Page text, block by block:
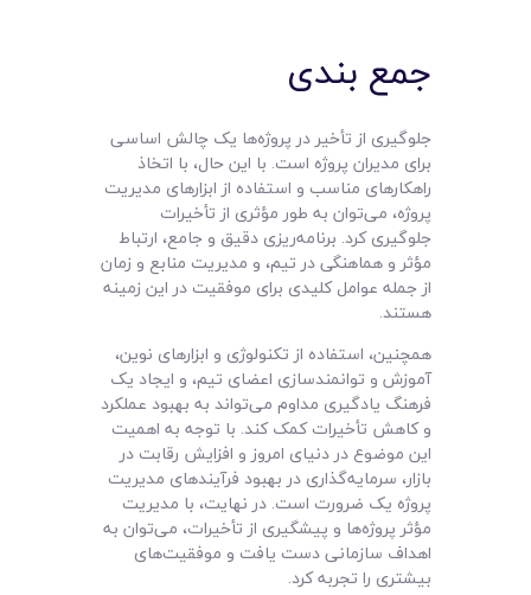
جمع‌ بندی
جلوگیری از تأخیر در پروژه‌ها یک چالش اساسی
برای مدیران پروژه است. با این حال، با اتخاذ
راهکارهای مناسب و استفاده از ابزارهای مدیریت
پروژه، می‌توان به طور مؤثری از تأخیرات
جلوگیری کرد. برنامه‌ریزی دقیق و جامع، ارتباط
مؤثر و هماهنگی در تیم، و مدیریت منابع و زمان
از جمله عوامل کلیدی برای موفقیت در این زمینه
هستند.
همچنین، استفاده از تکنولوژی و ابزارهای نوین،
آموزش و توانمندسازی اعضای تیم، و ایجاد یک
فرهنگ یادگیری مداوم می‌تواند به بهبود عملکرد
و کاهش تأخیرات کمک کند. با توجه به اهمیت
این موضوع در دنیای امروز و افزایش رقابت در
بازار، سرمایه‌گذاری در بهبود فرآیندهای مدیریت
پروژه یک ضرورت است. در نهایت، با مدیریت
مؤثر پروژه‌ها و پیشگیری از تأخیرات، می‌توان به
اهداف سازمانی دست یافت و موفقیت‌های
بیشتری را تجربه کرد.